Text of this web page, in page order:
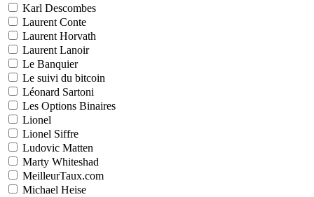
Karl Descombes
Laurent Conte
Laurent Horvath
Laurent Lanoir
Le Banquier
Le suivi du bitcoin
Léonard Sartoni
Les Options Binaires
Lionel
Lionel Siffre
Ludovic Matten
Marty Whiteshad
MeilleurTaux.com
Michael Heise